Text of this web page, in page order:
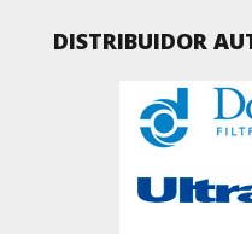
DISTRIBUIDOR